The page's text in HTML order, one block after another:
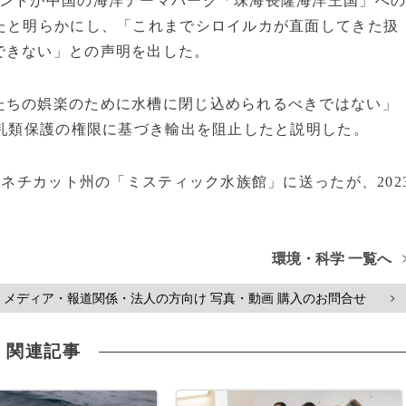
明らかにし、「これまでシロイルカが直面してきた扱
ない」との声明を出した。
の娯楽のために水槽に閉じ込められるべきではない」
保護の権限に基づき輸出を阻止したと説明した。
チカット州の「ミスティック水族館」に送ったが、
環境・科学 一覧へ
メディア・報道関係・法人の方向け 写真・動画 購入のお問合せ >
関連記事